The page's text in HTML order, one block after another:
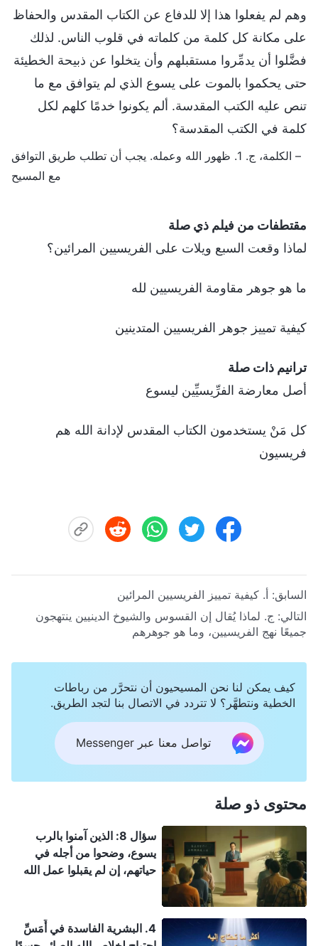
وهم لم يفعلوا هذا إلا للدفاع عن الكتاب المقدس والحفاظ
على مكانة كل كلمة من كلماته في قلوب الناس. لذلك
فضَّلوا أن يدمِّروا مستقبلهم وأن يتخلوا عن ذبيحة الخطيئة
حتى يحكموا بالموت على يسوع الذي لم يتوافق مع ما
تنص عليه الكتب المقدسة. ألم يكونوا خدمًا كلهم لكل
كلمة في الكتب المقدسة؟
– الكلمة، ج. 1. ظهور الله وعمله. يجب أن تطلب طريق التوافق
مع المسيح
مقتطفات من فيلم ذي صلة
لماذا وقعت السبع ويلات على الفريسيين المرائين؟
ما هو جوهر مقاومة الفريسيين لله
كيفية تمييز جوهر الفريسيين المتدينين
ترانيم ذات صلة
أصل معارضة الفرِّيسيِّين ليسوع
كل مَنْ يستخدمون الكتاب المقدس لإدانة الله هم
فريسيون
السابق: أ. كيفية تمييز الفريسيين المرائين
التالي: ج. لماذا يُقال إن القسوس والشيوخ الدينيين ينتهجون
جميعًا نهج الفريسيين، وما هو جوهرهم
كيف يمكن لنا نحن المسيحيون أن نتحرَّر من رباطات
الخطية ونتطهَّر؟ لا تتردد في الاتصال بنا لتجد الطريق.
تواصل معنا عبر Messenger
محتوى ذو صلة
سؤال 8: الذين آمنوا بالرب
يسوع، وضحوا من أجله في
حياتهم، إن لم يقبلوا عمل الله
4. البشرية الفاسدة في أَمَسِّ